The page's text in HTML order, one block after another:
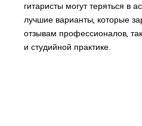
гитаристы могут теряться в
лучшие варианты, которые
отзывам профессионалов,
и студийной практике.